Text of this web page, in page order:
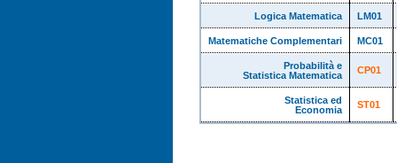
Logica Matematica LM01
Matematiche Complementari MC01
Probabilità e
Statistica Matematica
CP01
Statistica ed
Economia
ST01